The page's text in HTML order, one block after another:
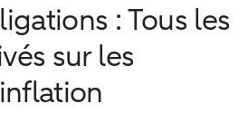
: Tous les
sur les